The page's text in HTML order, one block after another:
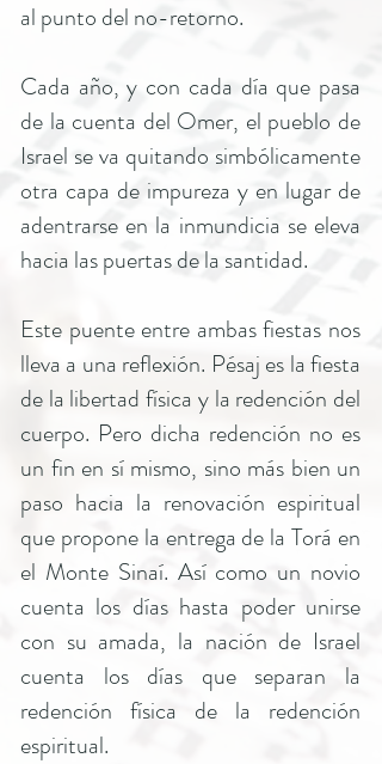
al punto del no-retorno.
Cada año, y con cada día que pasa
de la cuenta del Omer, el pueblo de
Israel se va quitando simbólicamente
otra capa de impureza y en lugar de
adentrarse en la inmundicia se eleva
hacia las puertas de la santidad.
Este puente entre ambas fiestas nos
lleva a una reflexión. Pésaj es la fiesta
de la libertad física y la redención del
cuerpo. Pero dicha redención no es
un fin en sí mismo, sino más bien un
paso hacia la renovación espiritual
que propone la entrega de la Torá en
el Monte Sinaí. Así como un novio
cuenta los días hasta poder unirse
con su amada, la nación de Israel
cuenta los días que separan la
redención física de la redención
espiritual.